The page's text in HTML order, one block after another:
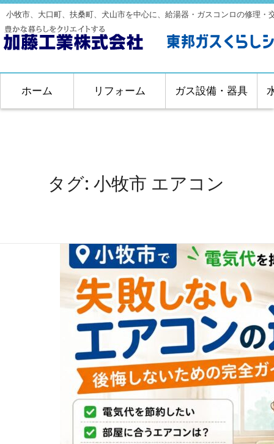
小牧市、大口町、扶桑町、犬山市を中心に、給湯器・ガスコンロの修理
ホーム リフォーム ガス設備・器具
タグ:小牧市 エアコン